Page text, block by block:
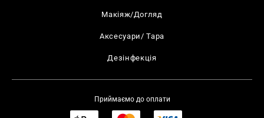
Макіяж/Догляд
Аксесуари/ Тара
Дезінфекція
Приймаємо до оплати